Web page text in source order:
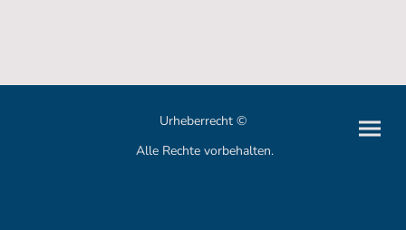
Urheberrecht ©
Alle Rechte vorbehalten.